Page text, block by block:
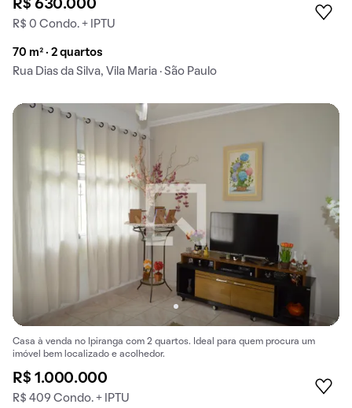
R$ 630.000
R$ 0 Condo. + IPTU
70 m² · 2 quartos
Rua Dias da Silva, Vila Maria · São Paulo
Casa à venda no Ipiranga com 2 quartos. Ideal para quem procura um
imóvel bem localizado e acolhedor.
R$ 1.000.000
R$ 409 Condo. + IPTU